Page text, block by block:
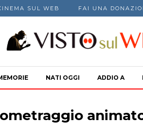
SUL WEB FAI UNA
NATI OGGI ADDIO A